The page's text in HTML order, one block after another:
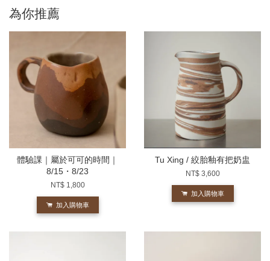
為你推薦
體驗課｜屬於可可的時間｜
8/15・8/23
NT$ 1,800
加入購物車
Tu Xing / 絞胎釉有把奶盅
NT$ 3,600
加入購物車